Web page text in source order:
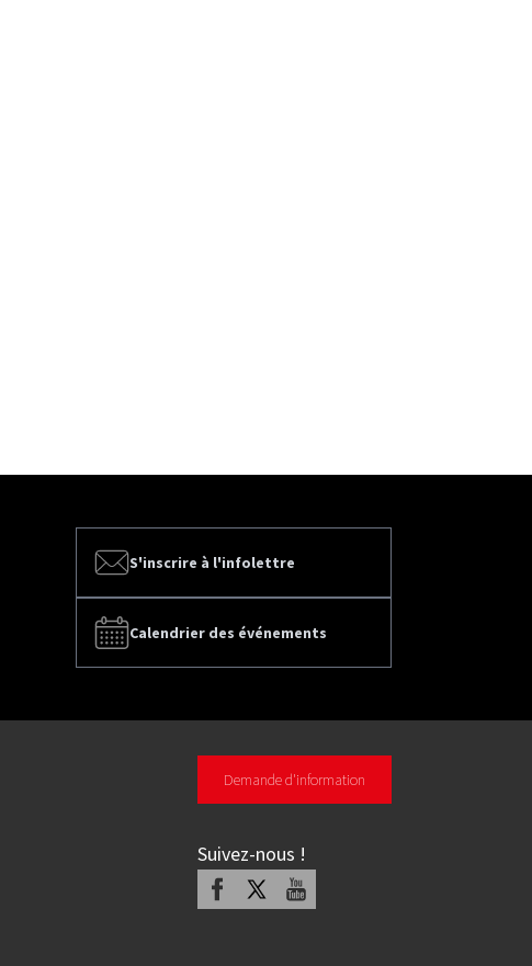
S'inscrire à l'infolettre
Calendrier des événements
Demande d'information
Suivez-nous !
Facebook Youtube